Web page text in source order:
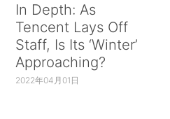
In Depth: As
Tencent Lays Off
Staff, Is Its ‘Winter’
Approaching?
2022年04月01日